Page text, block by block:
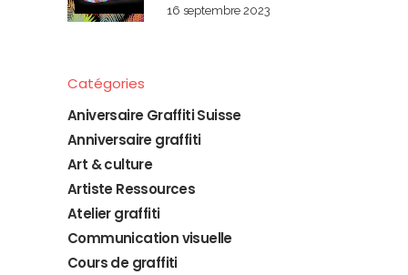
16 septembre 2023
Catégories
Aniversaire Graffiti Suisse
Anniversaire graffiti
Art & culture
Artiste Ressources
Atelier graffiti
Communication visuelle
Cours de graffiti